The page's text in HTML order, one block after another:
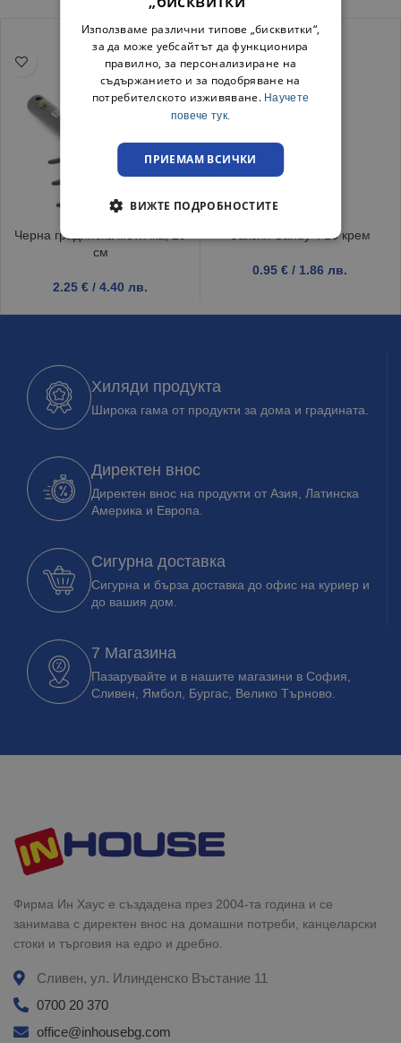
Черна градинска мотичка, 29
см
2.25 € / 4.40 лв.
Саксия Sandy Ф10 крем
0.95 € / 1.86 лв.
Хиляди продукта
Широка гама от продукти за дома и градината.
Директен внос
Директен внос на продукти от Азия, Латинска
Америка и Европа.
Сигурна доставка
Сигурна и бърза доставка до офис на куриер и
до вашия дом.
7 Магазина
Пазарувайте и в нашите магазини в София,
Сливен, Ямбол, Бургас, Велико Търново.
Фирма Ин Хаус е създадена през 2004-та година и се
занимава с директен внос на домашни потреби, канцеларски
стоки и търговия на едро и дребно.
Сливен, ул. Илинденско Въстание 11
0700 20 370
office@inhousebg.com
Използваме различни типове „бисквитки“,
за да може уебсайтът да функционира
правилно, за персонализиране на
съдържанието и за подобряване на
потребителското изживяване. Научете
повече тук.
ПРИЕМАМ ВСИЧКИ
ВИЖТЕ ПОДРОБНОСТИТЕ